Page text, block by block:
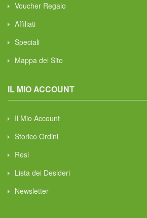
Voucher Regalo
Affiliati
Speciali
Mappa del Sito
IL MIO ACCOUNT
Il Mio Account
Storico Ordini
Resi
Lista dei Desideri
Newsletter